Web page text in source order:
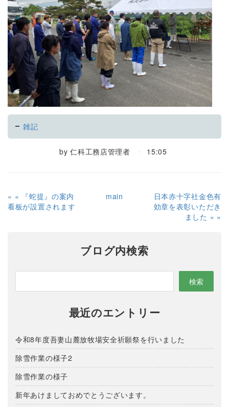
雑記
by仁科工務店管理者 15:05
«
『蛇提』の案内
看板が設置されます
main
日本赤十字社金色有
効章を表彰いただき
ました »
ブログ内検索
最近のエントリー
令和8年度吾妻山麓放牧場安全祈願祭を行いました
除雪作業の様子2
除雪作業の様子
新年あけましておめでとうございます。